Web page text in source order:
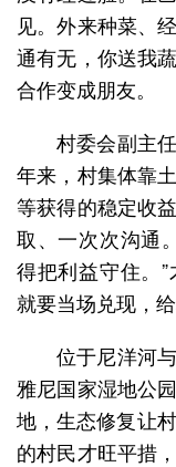
见。外来种菜、
通有无，你送我
合作变成朋友。
村委会副主
年来，村集体靠
等获得的稳定收
取、一次次沟通
得把利益守住。
就要当场兑现，
位于尼洋河
雅尼国家湿地公
地，生态修复让
的村民才旺平措